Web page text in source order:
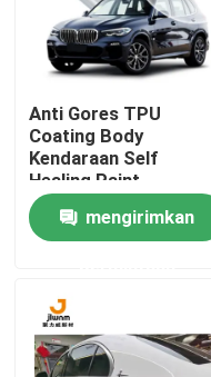
Kontrol kualitas
Hubungi kami
Berita
Semua Kasus
VR
Film PPF TPU
Anti Gores TPU
Coating Body
Kendaraan Self
Healing Paint
Protection Film
mengirimkan